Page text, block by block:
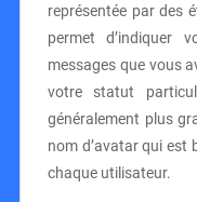
représentée par des
permet d’indiquer
messages que vous
votre statut
généralement plus
nom d’avatar qui est
chaque utilisateur.